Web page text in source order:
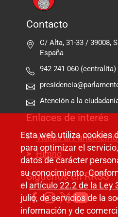
Contacto
C/ Alta, 31-33 / 39008,
España
942 241 060 (centralita)
Atención a la
Enlaces de interés
Visitas al
Himno
Síguenos en RRSS
Esta web utiliza cookies
para optimizar el
datos de carácter
su conocimiento.
el artículo 22.2 de la Ley
julio, de servicios de la
información y de